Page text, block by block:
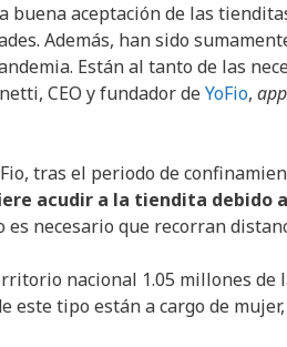
buena aceptación de las
Además, han sido
Están al tanto de las
CEO y fundador deYoFio, app
tras el periodo de
acudir a la tiendita debido
necesario que recorran
nacional 1.05 millones de
este tipo están a cargo de